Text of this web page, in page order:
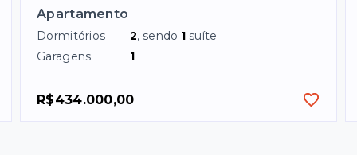
Apartamento
Dormitórios 2, sendo 1 suíte
Garagens
1
R$434.000,00